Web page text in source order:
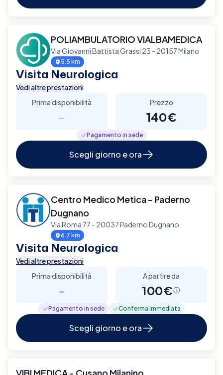
POLIAMBULATORIO VIALBAMEDICA
Via Giovanni Battista Grassi 23 - 20157 Milano
5.5 km
Visita Neurologica
Vedi altre prestazioni
Prima disponibilità
-
Prezzo
140€
Pagamento in sede
Scegli giorno e ora
Centro Medico Metica - Paderno
Dugnano
Via Roma 77 - 20037 Paderno Dugnano
6.7 km
Visita Neurologica
Vedi altre prestazioni
Prima disponibilità
-
A partire da
100€
Pagamento in sede Conferma immediata
Scegli giorno e ora
VIBI MEDICA - Cusano Milanino